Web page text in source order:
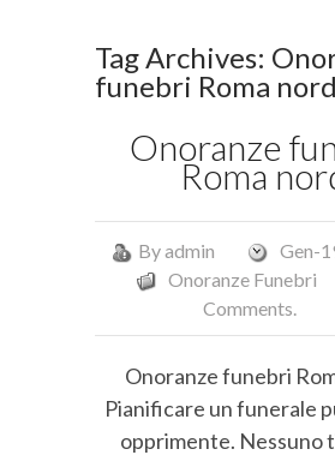
Tag Archives:
funebri Roma nord
Onoranze
Roma
Byadmin
Gen-
Onoranze Funebri
Comments.
Onoranze funebri
Pianificare un funerale
opprimente. Nessuno